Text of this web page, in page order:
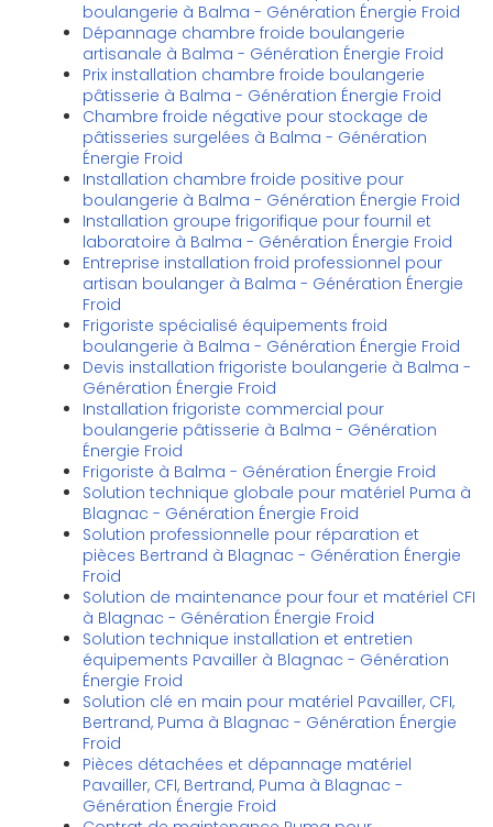
boulangerie à Balma - Génération Énergie Froid
Dépannage chambre froide boulangerie
artisanale à Balma - Génération Énergie Froid
Prix installation chambre froide boulangerie
pâtisserie à Balma - Génération Énergie Froid
Chambre froide négative pour stockage de
pâtisseries surgelées à Balma - Génération
Énergie Froid
Installation chambre froide positive pour
boulangerie à Balma - Génération Énergie Froid
Installation groupe frigorifique pour fournil et
laboratoire à Balma - Génération Énergie Froid
Entreprise installation froid professionnel pour
artisan boulanger à Balma - Génération Énergie
Froid
Frigoriste spécialisé équipements froid
boulangerie à Balma - Génération Énergie Froid
Devis installation frigoriste boulangerie à Balma -
Génération Énergie Froid
Installation frigoriste commercial pour
boulangerie pâtisserie à Balma - Génération
Énergie Froid
Frigoriste à Balma - Génération Énergie Froid
Solution technique globale pour matériel Puma à
Blagnac - Génération Énergie Froid
Solution professionnelle pour réparation et
pièces Bertrand à Blagnac - Génération Énergie
Froid
Solution de maintenance pour four et matériel CFI
à Blagnac - Génération Énergie Froid
Solution technique installation et entretien
équipements Pavailler à Blagnac - Génération
Énergie Froid
Solution clé en main pour matériel Pavailler, CFI,
Bertrand, Puma à Blagnac - Génération Énergie
Froid
Pièces détachées et dépannage matériel
Pavailler, CFI, Bertrand, Puma à Blagnac -
Génération Énergie Froid